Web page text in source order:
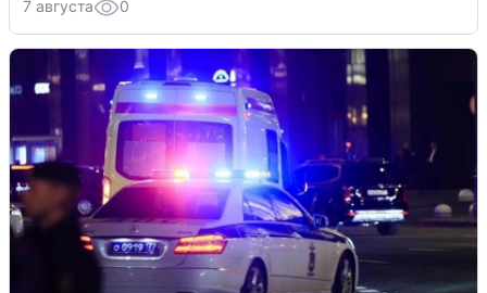
7 августа 0